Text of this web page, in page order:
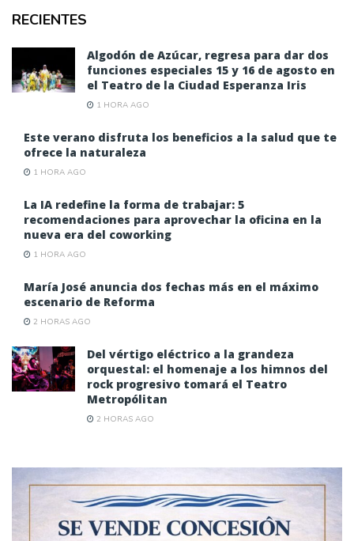
RECIENTES
Algodón de Azúcar, regresa para dar dos
funciones especiales 15 y 16 de agosto en
el Teatro de la Ciudad Esperanza Iris
1 HORA AGO
Este verano disfruta los beneficios a la salud que te
ofrece la naturaleza
1 HORA AGO
La IA redefine la forma de trabajar: 5
recomendaciones para aprovechar la oficina en la
nueva era del coworking
1 HORA AGO
María José anuncia dos fechas más en el máximo
escenario de Reforma
2 HORAS AGO
Del vértigo eléctrico a la grandeza
orquestal: el homenaje a los himnos del
rock progresivo tomará el Teatro
Metropólitan
2 HORAS AGO